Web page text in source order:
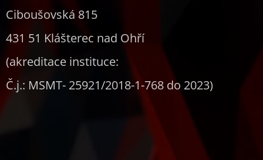
Ciboušovská 815
431 51 Klášterec nad Ohří
(akreditace instituce:
Č.j.: MSMT- 25921/2018-1-768 do 2023)